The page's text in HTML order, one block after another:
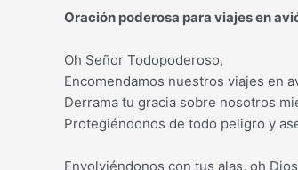
Oración poderosa para viajes en
Oh Señor Todopoderoso,
Encomendamos nuestros viajes en
Derrama tu gracia sobre nosotros
Protegiéndonos de todo peligro y
Envolviéndonos con tus alas, oh